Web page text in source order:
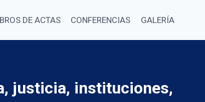
DE ACTAS CONFERENCIAS GALERÍA
justicia, instituciones,